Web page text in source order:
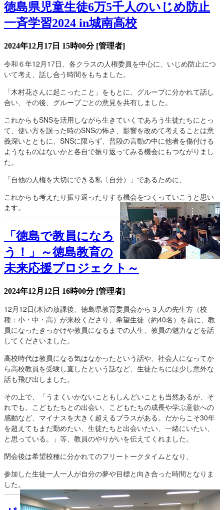
徳島県児童生徒6万5千人のいじめ防止
一斉学習2024 in城南高校
2024年12月17日 15時00分 [管理者]
令和６年12月17日、各クラスの人権委員を中心に、いじめ防止につ
いて考え、話し合う時間をもちました。
「木村花さんに起こったこと」をもとに、グループに分かれて話し
合い、その後、グループごとの意見を共有しました。
これからもSNSを活用しながら生きていくであろう生徒たちにとっ
て、使い方を誤った時のSNSの怖さ、影響を改めて考えることは意
義深いとともに、SNSに限らず、普段の言動の中に他者を傷付ける
ようなものはないかと各自で振り返ってみる機会にもつながりまし
た。
「自他の人権を大切にできる私〔自分）」であるために、
これからも考えたり振り返ったりする機会をつくっていこうと思い
ます。
「徳島で教員になろ
う！」～徳島教育の
未来応援プロジェクト～
2024年12月12日 16時00分 [管理者]
12月12日(木)の放課後、徳島県教育委員会から３人の先生方（校
種：小・中・高）が来校くださり、希望生徒（約40名）を前に、教
員になったきっかけや教員になるまでの人生、教員の魅力などを話
してくださいました。
高校時代は教員になる気はなかったという話や、社会人になってか
ら高校教員を受験し直したという話など、生徒たちには少し意外な
話も飛び出しました。
その上で、「うまくいかないこともしんどいことも当然あるが、そ
れでも、こどもたちとの出会い、こどもたちの成長や学ぶ意欲への
感動など、マイナスを大きく超えるプラスがある。だからこそ30年
を超えてもまだ勤めたい、生徒たちと出会いたい、一緒にいたい、
と思っている。」等、教員のやりがいを伝えてくれました。
閉会後は希望校種に分かれてのフリートークタイムとなり、
参加した生徒一人一人が自分の夢や目標と向き合った時間となりま
した。